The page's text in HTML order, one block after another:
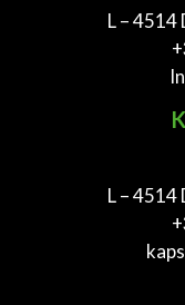
L –
L –